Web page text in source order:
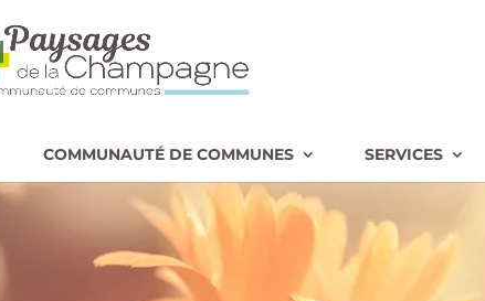
COMMUNAUTÉ DE COMMUNES SERVICES